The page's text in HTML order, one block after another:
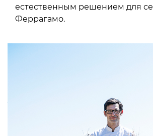
естественным решением для
Феррагамо.